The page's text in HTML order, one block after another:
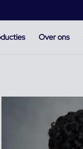
Over ons